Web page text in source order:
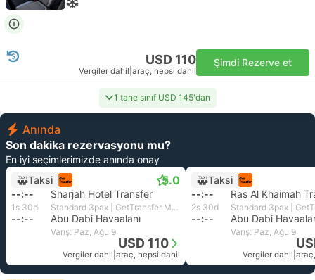
USD 110
Vergiler dahil araç, hepsi dahil
Şimdi Rezerve et
1 tane sınıf USD 145'dan
Anında
Son dakika rezervasyonu mu?
En iyi seçimlerimizde anında onay
Taksi
5.0
--:-- Sharjah Hotel Transfer
1s 30d Standard 3pax | GetTransfer MENA
--:-- Abu Dabi Havaalanı
Varış: Paz, Ağu 9
USD 110
Vergiler dahil araç, hepsi dahil
Taksi
--:--
Ras Al Khaimah
2s 30d
--:-- Abu Dabi
Varış: Paz, Ağu 9
Vergiler dahil